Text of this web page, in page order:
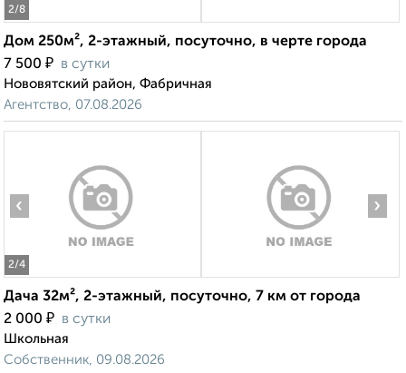
2/8
Дом 250м², 2-этажный, посуточно, в черте города
7 500 ₽ в сутки
Нововятский район, Фабричная
Агентство, 07.08.2026
2/4
‹ ›
Дача 32м², 2-этажный, посуточно, 7 км от города
2 000 ₽ в сутки
Школьная
Собственник, 09.08.2026